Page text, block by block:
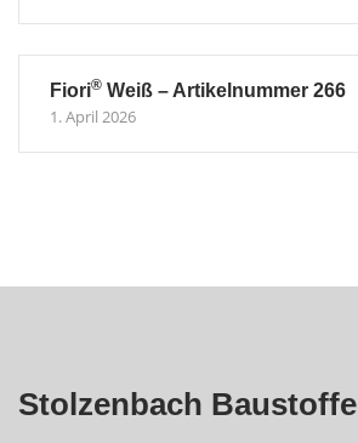
Fiori® Weiß – Artikelnummer 266
1. April 2026
Stolzenbach Baustoffe